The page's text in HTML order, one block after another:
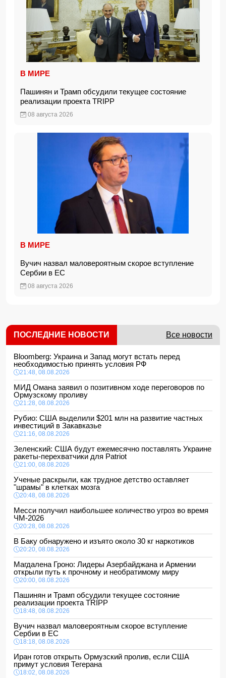
В МИРЕ
Пашинян и Трамп обсудили текущее состояние
реализации проекта TRIPP
08 августа 2026
В МИРЕ
Вучич назвал маловероятным скорое вступление
Сербии в ЕС
08 августа 2026
ПОСЛЕДНИЕ НОВОСТИ Все новости
Bloomberg: Украина и Запад могут встать перед
необходимостью принять условия РФ
21:48, 08.08.2026
МИД Омана заявил о позитивном ходе переговоров по
Ормузскому проливу
21:28, 08.08.2026
Рубио: США выделили $201 млн на развитие частных
инвестиций в Закавказье
21:16, 08.08.2026
Зеленский: США будут ежемесячно поставлять Украине
ракеты-перехватчики для Patriot
21:00, 08.08.2026
Ученые раскрыли, как трудное детство оставляет
"шрамы" в клетках мозга
20:48, 08.08.2026
Месси получил наибольшее количество угроз во время
ЧМ-2026
20:28, 08.08.2026
В Баку обнаружено и изъято около 30 кг наркотиков
20:20, 08.08.2026
Магдалена Гроно: Лидеры Азербайджана и Армении
открыли путь к прочному и необратимому миру
20:00, 08.08.2026
Пашинян и Трамп обсудили текущее состояние
реализации проекта TRIPP
18:48, 08.08.2026
Вучич назвал маловероятным скорое вступление
Сербии в ЕС
18:18, 08.08.2026
Иран готов открыть Ормузский пролив, если США
примут условия Тегерана
18:02, 08.08.2026